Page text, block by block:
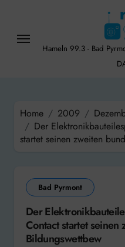
content
Hameln 99.3 - Bad
Home 2009
Der
startet seinen zweiten
Bad Pyrmont
Der
Contact startet
Bildungswettbew